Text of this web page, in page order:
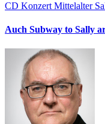
CD Konzert Mittelalter
Auch Subway to Sally